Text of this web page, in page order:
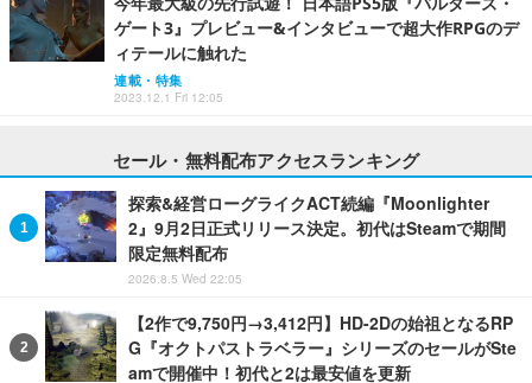
ゲート3』プレビュー&インタビューで超大作RPGのデ
ィテールに触れた
連載・特集
2023.12.1 Fri 12:05
セール・無料配布アクセスランキング
探索&経営ローグライクACT続編『Moonlighter
2』9月2日正式リリース決定。初代はSteamで期間
限定無料配布
2026.8.5 Wed 22:05
【2作で9,750円→3,412円】HD-2Dの始祖となるRP
G『オクトパストラベラー』シリーズのセールがSte
amで開催中！初代と2は最安値を更新